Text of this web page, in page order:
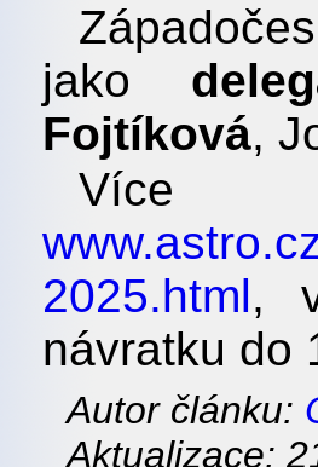
jako
Fojtíková,
Více
2025.html,
návratku do
Autor článku:
Aktualizace: